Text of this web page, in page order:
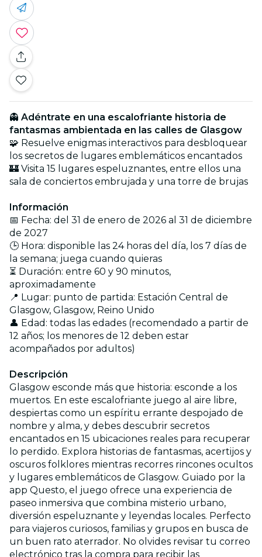
👻 Adéntrate en una escalofriante historia de
fantasmas ambientada en las calles de Glasgow
🧩 Resuelve enigmas interactivos para desbloquear
los secretos de lugares emblemáticos encantados
🏰 Visita 15 lugares espeluznantes, entre ellos una
sala de conciertos embrujada y una torre de brujas
Información
📅 Fecha: del 31 de enero de 2026 al 31 de diciembre
de 2027
🕒 Hora: disponible las 24 horas del día, los 7 días de
la semana; juega cuando quieras
⏳ Duración: entre 60 y 90 minutos,
aproximadamente
📍 Lugar: punto de partida: Estación Central de
Glasgow, Glasgow, Reino Unido
👤 Edad: todas las edades (recomendado a partir de
12 años; los menores de 12 deben estar
acompañados por adultos)
Descripción
Glasgow esconde más que historia: esconde a los
muertos. En este escalofriante juego al aire libre,
despiertas como un espíritu errante despojado de
nombre y alma, y debes descubrir secretos
encantados en 15 ubicaciones reales para recuperar
lo perdido. Explora historias de fantasmas, acertijos y
oscuros folklores mientras recorres rincones ocultos
y lugares emblemáticos de Glasgow. Guiado por la
app Questo, el juego ofrece una experiencia de
paseo inmersiva que combina misterio urbano,
diversión espeluznante y leyendas locales. Perfecto
para viajeros curiosos, familias y grupos en busca de
un buen rato aterrador. No olvides revisar tu correo
electrónico tras la compra para recibir las